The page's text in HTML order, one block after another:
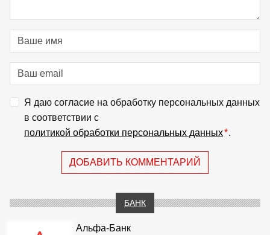
Я даю согласие на обработку персональных данных
в соответствии с
политикой обработки персональных данных*.
ДОБАВИТЬ КОММЕНТАРИЙ
БАНК
Альфа-Банк